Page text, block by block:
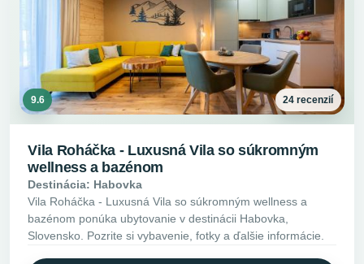
9.6 24 recenzií
Vila Roháčka - Luxusná Vila so súkromným
wellness a bazénom
Destinácia: Habovka
Vila Roháčka - Luxusná Vila so súkromným wellness a
bazénom ponúka ubytovanie v destinácii Habovka,
Slovensko. Pozrite si vybavenie, fotky a ďalšie informácie.